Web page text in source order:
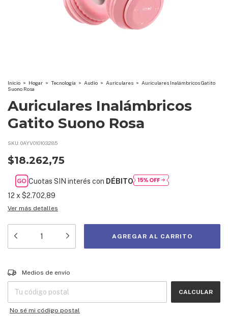
Inicio > Hogar > Tecnología > Audio > Auriculares > Auriculares Inalámbricos Gatito
Suono Rosa
Auriculares Inalámbricos
Gatito Suono Rosa
SKU: 0AYV010103285
$18.262,75
Cuotas SIN interés con DÉBITO
12 x $2.702,89
Ver más detalles
Entregas para el CP:
Medios de envío
CALCULAR
No sé mi código postal